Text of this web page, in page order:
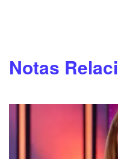
Notas